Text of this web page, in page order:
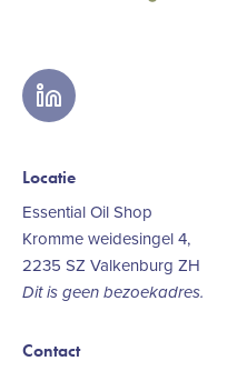
linkedin
Locatie
Essential Oil Shop
Kromme weidesingel 4,
2235 SZ Valkenburg ZH
Dit is geen bezoekadres.
Contact